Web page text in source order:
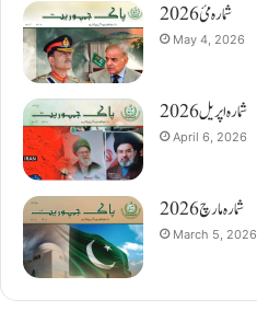
شمارہ مئ 2026
May 4, 2026
شمارہ اپریل 2026
April 6, 2026
شمارہ مارچ 2026
March 5, 2026